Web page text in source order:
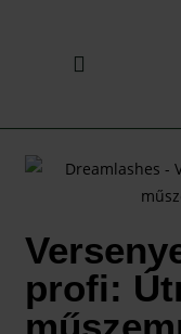
profi: